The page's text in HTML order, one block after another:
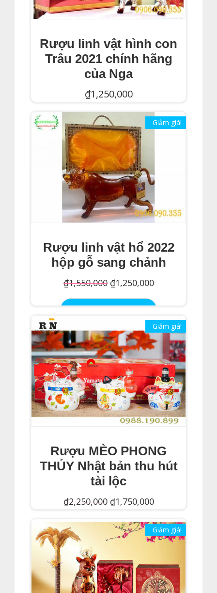
Rượu linh vật hình con
Trâu 2021 chính hãng
của Nga
₫1,250,000
Thêm Vào Giỏ Hàng Giảm giá!
Rượu linh vật hổ 2022
hộp gỗ sang chảnh
₫1,550,000 Giá
gốc
₫1,550,000.
₫1,250,000Giá
là:
₫1,250,000.
Giảm giá!
Rượu MÈO PHONG
THỦY Nhật bản thu hút
tài lộc
₫2,250,000 Giá
là:
₫1,750,000Giá
tại
₫1,750,000.
Thêm Vào Giỏ Hàng Giảm giá!